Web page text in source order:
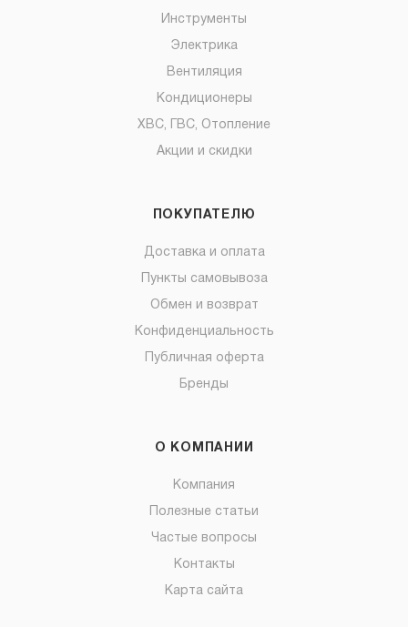
Инструменты
Электрика
Вентиляция
Кондиционеры
ХВС, ГВС, Отопление
Акции и скидки
ПОКУПАТЕЛЮ
Доставка и оплата
Пункты самовывоза
Обмен и возврат
Конфиденциальность
Публичная оферта
Бренды
О КОМПАНИИ
Компания
Полезные статьи
Частые вопросы
Контакты
Карта сайта